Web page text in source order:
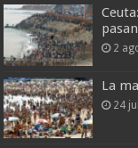
2
La
24